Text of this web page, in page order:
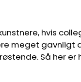
hvis
meget gavnligt
Så her er